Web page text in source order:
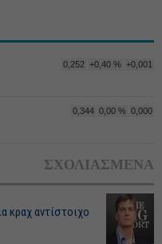
0,252 +0,40 % +0,001
0,344 0,00 % 0,000
ΣΧΟΛΙΑΣΜΕΝΑ
κραχ αντίστοιχο